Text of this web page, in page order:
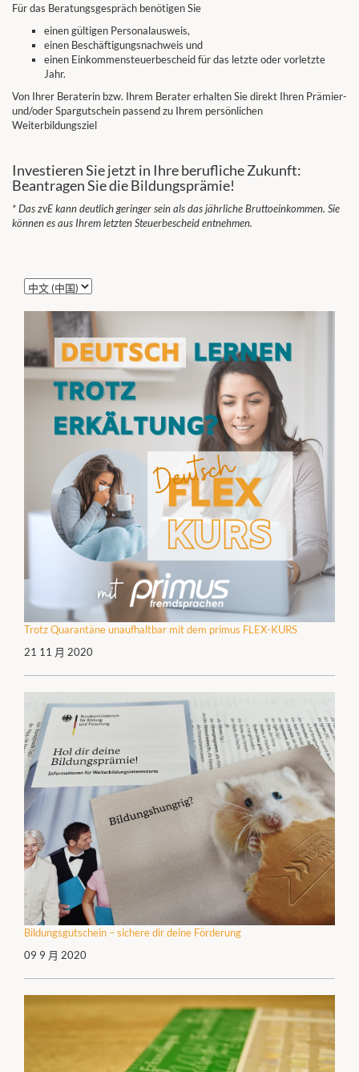
Für das Beratungsgespräch benötigen Sie
einen gültigen Personalausweis,
einen Beschäftigungsnachweis und
einen Einkommensteuerbescheid für das letzte oder vorletzte
Jahr.
Von Ihrer Beraterin bzw. Ihrem Berater erhalten Sie direkt Ihren Prämier-
und/oder Spargutschein passend zu Ihrem persönlichen
Weiterbildungsziel
Investieren Sie jetzt in Ihre berufliche Zukunft:
Beantragen Sie die Bildungsprämie!
* Das zvE kann deutlich geringer sein als das jährliche Bruttoeinkommen. Sie
können es aus Ihrem letzten Steuerbescheid entnehmen.
选
语
Trotz Quarantäne unaufhaltbar mit dem primus FLEX-KURS
21 11 月 2020
Bildungsgutschein – sichere dir deine Förderung
09 9 月 2020